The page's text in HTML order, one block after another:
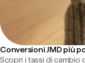
Conversioni JMD più
Scopri i tassi di cambio